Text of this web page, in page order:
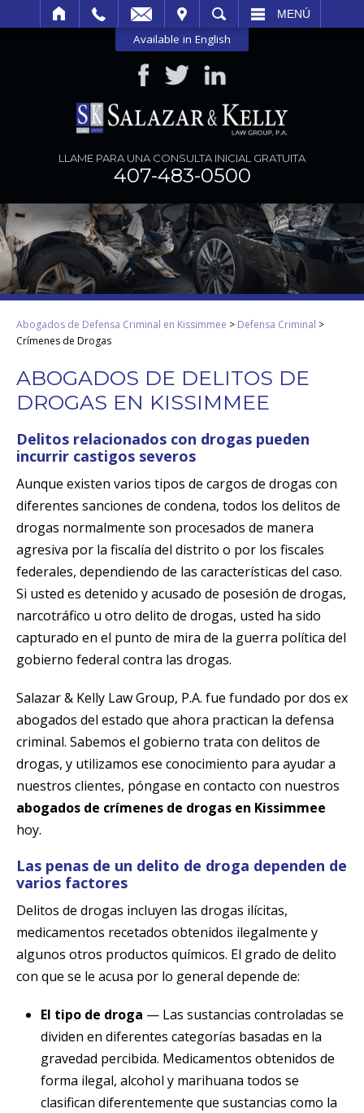
BUSCAR MENÚ
Available in English
LLAME PARA UNA CONSULTA INICIAL GRATUITA
407-483-0500
Abogados de Defensa Criminal en Kissimmee > Defensa Criminal >
Crímenes de Drogas
ABOGADOS DE DELITOS DE
DROGAS EN KISSIMMEE
Delitos relacionados con drogas pueden
incurrir castigos severos
Aunque existen varios tipos de cargos de drogas con
diferentes sanciones de condena, todos los delitos de
drogas normalmente son procesados de manera
agresiva por la fiscalía del distrito o por los fiscales
federales, dependiendo de las características del caso.
Si usted es detenido y acusado de posesión de drogas,
narcotráfico u otro delito de drogas, usted ha sido
capturado en el punto de mira de la guerra política del
gobierno federal contra las drogas.
Salazar & Kelly Law Group, P.A. fue fundado por dos ex
abogados del estado que ahora practican la defensa
criminal. Sabemos el gobierno trata con delitos de
drogas, y utilizamos ese conocimiento para ayudar a
nuestros clientes, póngase en contacto con nuestros
abogados de crímenes de drogas en Kissimmee
hoy.
Las penas de un delito de droga dependen de
varios factores
Delitos de drogas incluyen las drogas ilícitas,
medicamentos recetados obtenidos ilegalmente y
algunos otros productos químicos. El grado de delito
con que se le acusa por lo general depende de:
El tipo de droga — Las sustancias controladas se
dividen en diferentes categorías basadas en la
gravedad percibida. Medicamentos obtenidos de
forma ilegal, alcohol y marihuana todos se
clasifican diferentemente que sustancias como la